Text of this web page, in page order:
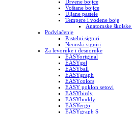
Drvene bojice
Voštane bojice
Uljane pastele
Tempere i vodene boje
Anatomske
Podvlačenje
Pastelni signiri
Neonski signiri
Za levoruke i desnoruke
EASYoriginal
EASYgel
EASYball
EASYgraph
EASYcolors
EASY poklon setovi
EASYbirdy
EASYbuddy
EASYergo
EASYgraph S